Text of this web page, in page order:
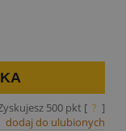
500pkt [ ? ]
dodaj do ulubionych